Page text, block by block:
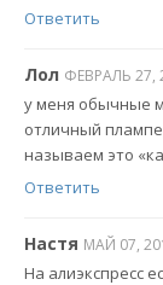
Ответить
Лол ФЕВРАЛЬ 27,
у меня обычные
отличный
называем это
Ответить
Настя МАЙ 07,
На алиэкспресс